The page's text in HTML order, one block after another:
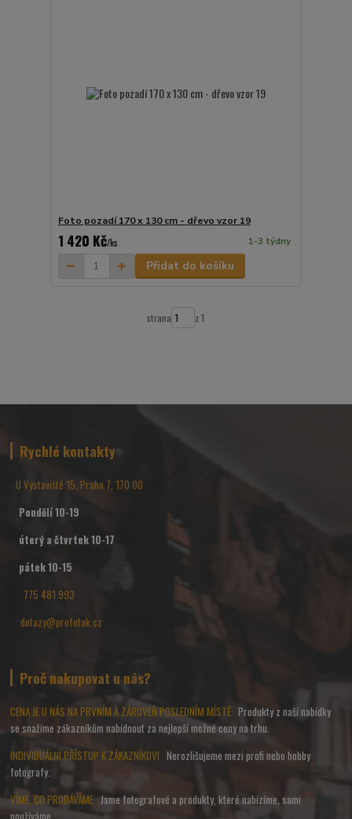
Foto pozadí 170 x 130 cm - dřevo vzor 19
1 420 Kč/ks 1-3 týdny
Přidat do košíku
strana z 1
Rychlé kontakty
U Výstaviště 15, Praha 7, 170 00
Pondělí 10-19
úterý a čtvrtek 10-17
pátek 10-15
775 481 993
dotazy@profotak.cz
Proč nakupovat u nás?
CENA JE U NÁS NA PRVNÍM A ZÁROVEŇ POSLEDNÍM MÍSTĚ Produkty z naší nabídky
se snažíme zákazníkům nabídnout za nejlepší možné ceny na trhu.
INDIVIDUÁLNÍ PŘÍSTUP K ZÁKAZNÍKOVINerozlišujeme mezi profi nebo hobby
fotografy.
VÍME, CO PRODÁVÁMEJsme fotografové a produkty, které nabízíme, sami